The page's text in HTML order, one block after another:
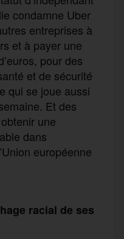
condamne Uber
entreprises à
et à payer une
pour des
et de sécurité
qui se joue aussi
Et des
une
dans
européenne
racial de ses